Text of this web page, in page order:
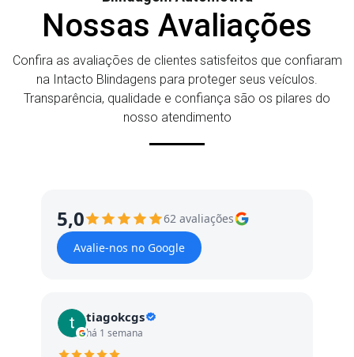
Nossas Avaliações
Confira as avaliações de clientes satisfeitos que confiaram
na Intacto Blindagens para proteger seus veículos.
Transparência, qualidade e confiança são os pilares do
nosso atendimento
5,0
62 avaliações
Avalie-nos no Google
tiagokcgs
há 1 semana